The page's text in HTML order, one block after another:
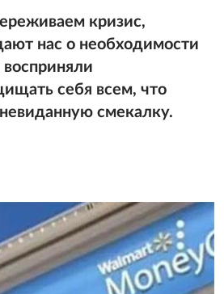
кризис,
нас о необходимости
себя всем, что
смекалку.